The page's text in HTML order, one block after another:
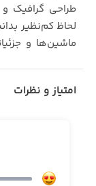
طراحی گرافیک و
لحاظ کم‌نظیر
ماشین‌ها و
امتیاز و نظرات